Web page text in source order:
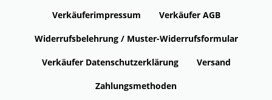
Verkäuferimpressum Verkäufer AGB
Widerrufsbelehrung / Muster-Widerrufsformular
Verkäufer Datenschutzerklärung Versand
Zahlungsmethoden